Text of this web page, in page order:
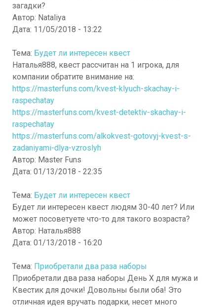
загадки?
Автор: Nataliya
Дата: 11/05/2018 - 13:22
Тема: Будет ли интересен квест
Наталья888, квест рассчитан на 1 игрока, для
компании обратите внимание на:
https://masterfuns.com/kvest-klyuch-skachay-i-
raspechatay
https://masterfuns.com/kvest-detektiv-skachay-i-
raspechatay
https://masterfuns.com/alkokvest-gotovyj-kvest-s-
zadaniyami-dlya-vzroslyh
Автор: Master Funs
Дата: 01/13/2018 - 22:35
Тема: Будет ли интересен квест
Будет ли интересен квест людям 30-40 лет? Или
может посоветуете что-то для такого возраста?
Автор: Наталья888
Дата: 01/13/2018 - 16:20
Тема: Приобретали два раза наборы
Приобретали два раза наборы День Х для мужа и
Квестик для дочки! Довольны были оба! Это
отличная идея вручать подарки, несет много